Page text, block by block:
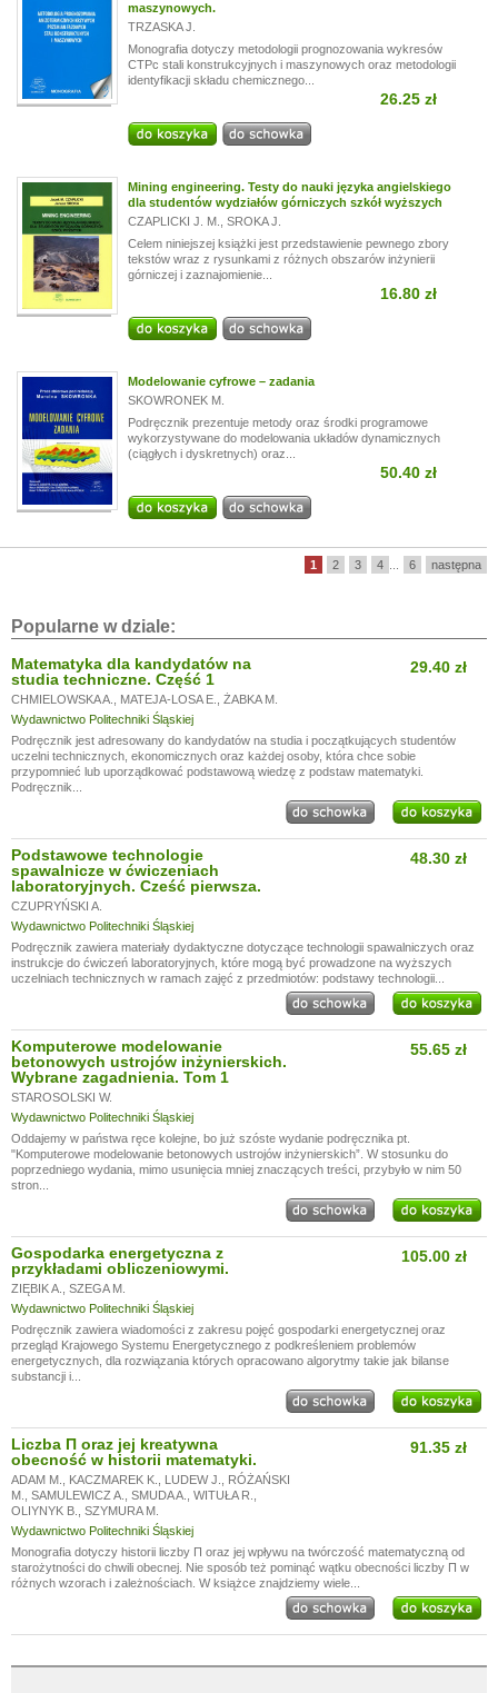
maszynowych.
TRZASKA J.
Monografia dotyczy metodologii prognozowania wykresów
CTPc stali konstrukcyjnych i maszynowych oraz metodologii
identyfikacji składu chemicznego...
26.25 zł
Mining engineering. Testy do nauki języka angielskiego
dla studentów wydziałów górniczych szkół wyższych
CZAPLICKI J. M.
SROKA J.
Celem niniejszej książki jest przedstawienie pewnego zbory
tekstów wraz z rysunkami z różnych obszarów inżynierii
górniczej i zaznajomienie...
16.80 zł
Modelowanie cyfrowe – zadania
SKOWRONEK M.
Podręcznik prezentuje metody oraz środki programowe
wykorzystywane do modelowania układów dynamicznych
(ciągłych i dyskretnych) oraz...
50.40 zł
1 2 3 4 6 następna
Popularne w dziale:
Matematyka dla kandydatów na
studia techniczne. Część 1
CHMIELOWSKA A. MATEJA-LOSA E.
ŻABKA M.
Wydawnictwo Politechniki Śląskiej
29.40 zł
Podręcznik jest adresowany do kandydatów na studia i początkujących studentów
uczelni technicznych, ekonomicznych oraz każdej osoby, która chce sobie
przypomnieć lub uporządkować podstawową wiedzę z podstaw matematyki.
Podręcznik...
Podstawowe technologie
spawalnicze w ćwiczeniach
laboratoryjnych. Cześć pierwsza.
CZUPRYŃSKI A.
Wydawnictwo Politechniki Śląskiej
48.30 zł
Podręcznik zawiera materiały dydaktyczne dotyczące technologii spawalniczych oraz
instrukcje do ćwiczeń laboratoryjnych, które mogą być prowadzone na wyższych
uczelniach technicznych w ramach zajęć z przedmiotów: podstawy technologii...
Komputerowe modelowanie
betonowych ustrojów inżynierskich.
Wybrane zagadnienia. Tom 1
STAROSOLSKI W.
Wydawnictwo Politechniki Śląskiej
55.65 zł
Oddajemy w państwa ręce kolejne, bo już szóste wydanie podręcznika pt.
"Komputerowe modelowanie betonowych ustrojów inżynierskich”. W stosunku do
poprzedniego wydania, mimo usunięcia mniej znaczących treści, przybyło w nim 50
stron...
Gospodarka energetyczna z
przykładami obliczeniowymi.
ZIĘBIK A.
SZEGA M.
Wydawnictwo Politechniki Śląskiej
105.00 zł
Podręcznik zawiera wiadomości z zakresu pojęć gospodarki energetycznej oraz
przegląd Krajowego Systemu Energetycznego z podkreśleniem problemów
energetycznych, dla rozwiązania których opracowano algorytmy takie jak bilanse
substancji i...
Liczba Π oraz jej kreatywna
obecność w historii matematyki.
ADAM M. KACZMAREK K. LUDEW J.
RÓŻAŃSKI
M.
SAMULEWICZ A. SMUDA A. WITUŁA R.
OLIYNYK B.
SZYMURA M.
Wydawnictwo Politechniki Śląskiej
91.35 zł
Monografia dotyczy historii liczby Π oraz jej wpływu na twórczość matematyczną od
starożytności do chwili obecnej. Nie sposób też pominąć wątku obecności liczby Π w
różnych wzorach i zależnościach. W książce znajdziemy wiele...